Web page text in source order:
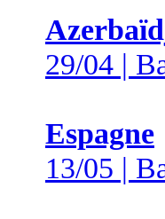
29/04 |
Espagne
13/05 |